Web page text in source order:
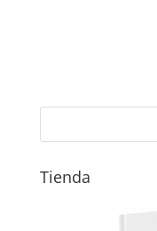
Tienda